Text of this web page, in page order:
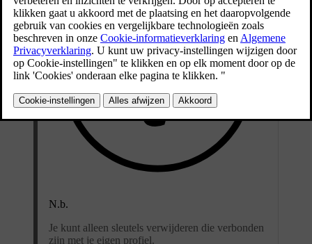
N.b.
Je kunt alleen sleutels verwijderen die verbonden
zijn met je eigen profiel.